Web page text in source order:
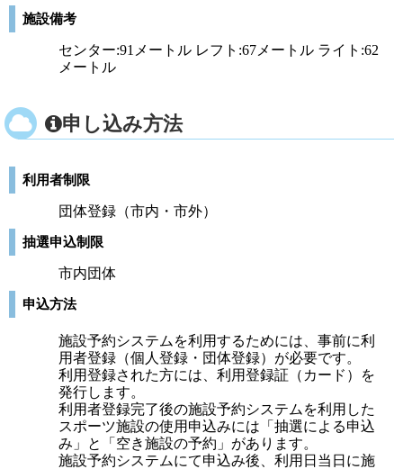
施設備考
センター:91メートル レフト:67メートル ライト:62
メートル
申し込み方法
利用者制限
団体登録（市内・市外）
抽選申込制限
市内団体
申込方法
施設予約システムを利用するためには、事前に利
用者登録（個人登録・団体登録）が必要です。
利用登録された方には、利用登録証（カード）を
発行します。
利用者登録完了後の施設予約システムを利用した
スポーツ施設の使用申込みには「抽選による申込
み」と「空き施設の予約」があります。
施設予約システムにて申込み後、利用日当日に施